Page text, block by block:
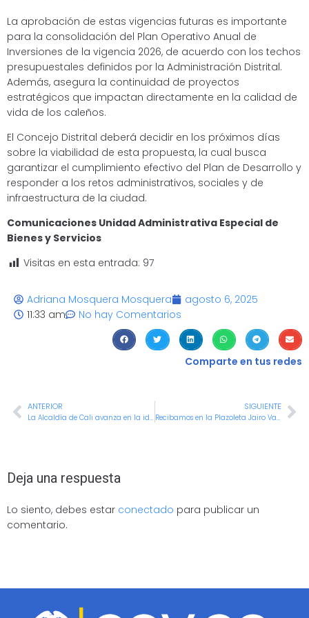
La aprobación de estas vigencias futuras es importante
para la consolidación del Plan Operativo Anual de
Inversiones de la vigencia 2026, de acuerdo con los techos
presupuestales definidos por la Administración Distrital.
Además, asegura la continuidad de proyectos
estratégicos que impactan directamente en la calidad de
vida de los caleños.
El Concejo Distrital deberá decidir en los próximos días
sobre la viabilidad de esta propuesta, la cual busca
garantizar el cumplimiento efectivo del Plan de Desarrollo y
responder a los retos administrativos, sociales y de
infraestructura de la ciudad.
Comunicaciones Unidad Administrativa Especial de
Bienes y Servicios
Visitas en esta entrada: 97
Adriana Mosquera Mosquera
agosto 6, 2025
11:33 am
No hay Comentarios
Comparte en tus redes
ANTERIOR
La Alcaldía de Cali avanza en la identificación de archivos de Derechos Humanos y Derecho Internacional Humanitario
SIGUIENTE
Recibamos en la Plazoleta Jairo Varela a los deportistas ‘Cali élite’ que nos representaron en los ‘Juegos Departamentales 2025’
Deja una respuesta
Lo siento, debes estar conectado para publicar un
comentario.